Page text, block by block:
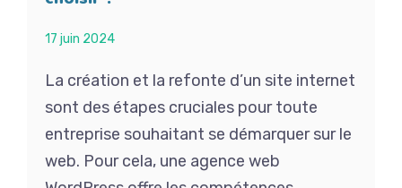
17 juin 2024
La création et la refonte d’un site internet
sont des étapes cruciales pour toute
entreprise souhaitant se démarquer sur le
web. Pour cela, une agence web